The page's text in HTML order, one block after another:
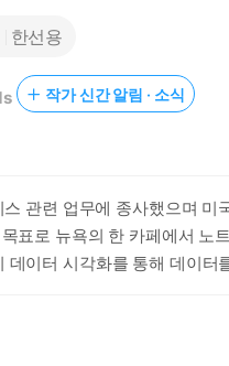
한선용
작가 신간 알림 · 소식
관련 업무에 종사했으며
표로 뉴욕의 한 카페에서 노
데이터 시각화를 통해 데이